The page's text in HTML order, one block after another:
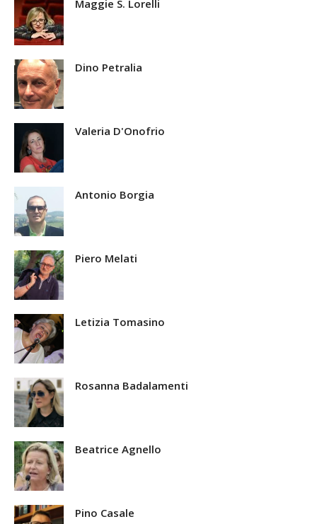
Maggie S. Lorelli
Dino Petralia
Valeria D'Onofrio
Antonio Borgia
Piero Melati
Letizia Tomasino
Rosanna Badalamenti
Beatrice Agnello
Pino Casale